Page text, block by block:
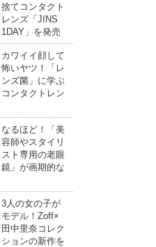
捨てコンタクト
レンズ「JINS
1DAY」を発売
カワイイ顔して
怖いヤツ！「レ
ンズ菌」に学ぶ
コンタクトレン
なるほど！「美
容師やスタイリ
スト専用の老眼
鏡」が画期的な
3人の女の子が
モデル！Zoff×
田中里奈コレク
ションの新作を